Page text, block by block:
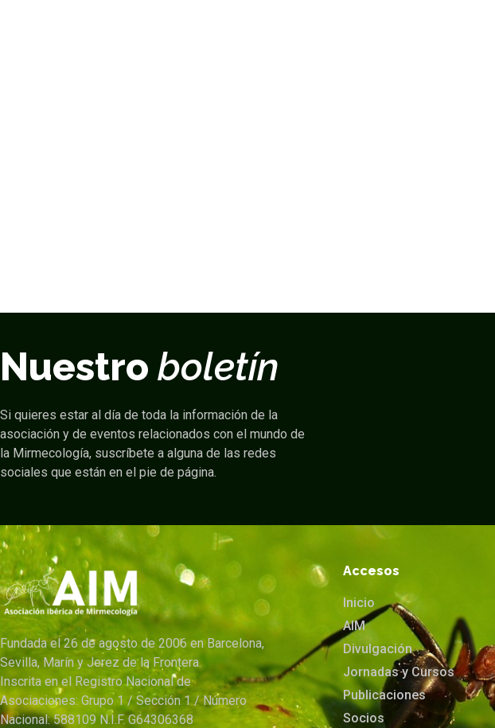
Nuestro boletín
Si quieres estar al día de toda la información de la
asociación y de eventos relacionados con el mundo de
la Mirmecología, suscríbete a alguna de las redes
sociales que están en el pie de página.
Fundada el 26 de agosto de 2006 en Barcelona,
Sevilla, Marín y Jerez de la Frontera.
Inscrita en el Registro Nacional de
Asociaciones: Grupo 1 / Sección 1 / Número
Nacional: 588109 N.I.F. G64306368
Accesos
Inicio
AIM
Divulgación
Jornadas y Cursos
Publicaciones
Socios